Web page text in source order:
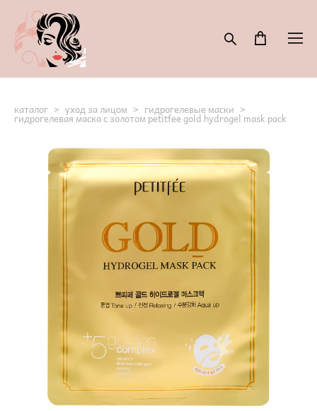
каталог > уход за лицом > гидрогелевые маски >
гидрогелевая маска с золотом petitfee gold hydrogel mask pack